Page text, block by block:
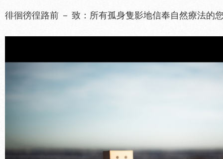
徘徊徬徨路前 － 致：所有孤身隻影地信奉自然療法的